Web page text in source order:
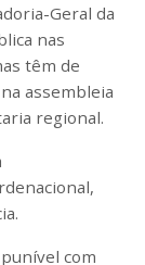
Geral da
nas
têm de
assembleia
regional.
com